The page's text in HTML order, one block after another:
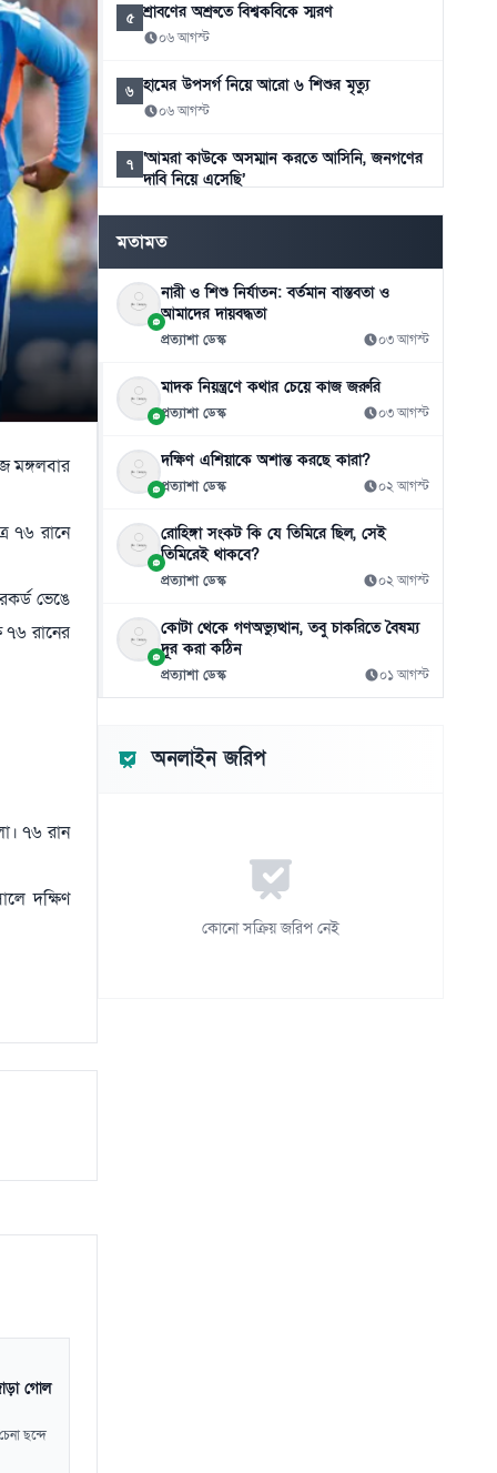
মঙ্গলবার
৭৬ রানে
ভেঙে
৭৬ রানের
৭৬ রান
দক্ষিণ
গোল
ছন্দে
৫ শ্রাবণের অশ্রুতে বিশ্বকবিকে স্মরণ
০৬ আগস্ট
৬ হামের উপসর্গ নিয়ে আরো ৬ শিশুর মৃত্যু
০৬ আগস্ট
৭ ‘আমরা কাউকে অসম্মান করতে আসিনি, জনগণের
দাবি নিয়ে এসেছি’
ভিসা নিয়ে সতর্ক করলো ভারতীয় হাইকমিশন
০৬ আগস্ট
মহেশখালী থেকে জাতীয় গ্রিডে সরবরাহ হচ্ছে ৮০০
মিলিয়ন ঘনফুট গ্যাস
০৬ আগস্ট
রাষ্ট্রপতি নির্বাচনের তারিখ ঘোষণা
০৬ আগস্ট
সালমান খানকে প্রতারণার মামলায় আদালতে তলব
০৬ আগস্ট
মিরাজের সেঞ্চুরিতে প্রথম ইনিংসে টাইগারদের
সংগ্রহ ২৬৩ রান
০৬ আগস্ট
নতুন সিনেমার জন্য ১৬ কেজি ওজন কমিয়েছেন
সালমান
১৪
লিফটের মধ্যে সহকর্মীকে ধর্ষণ, দোষী সাহলেন
তৈরির নির্দেশ প্রধানমন্ত্রীর
মতামত
নারী ও শিশু নির্যাতন: বর্তমান বাস্তবতা ও
আমাদের দায়বদ্ধতা
প্রত্যাশা ডেস্ক ০৩ আগস্ট
মাদক নিয়ন্ত্রণে কথার চেয়ে কাজ জরুরি
প্রত্যাশা ডেস্ক ০৩ আগস্ট
দক্ষিণ এশিয়াকে অশান্ত করছে কারা?
প্রত্যাশা ডেস্ক ০২ আগস্ট
রোহিঙ্গা সংকট কি যে তিমিরে ছিল, সেই
তিমিরেই থাকবে?
প্রত্যাশা ডেস্ক ০২ আগস্ট
কোটা থেকে গণঅভ্যুত্থান, তবু চাকরিতে বৈষম্য
দূর করা কঠিন
প্রত্যাশা ডেস্ক ০১ আগস্ট
অনলাইন জরিপ
কোনো সক্রিয় জরিপ নেই